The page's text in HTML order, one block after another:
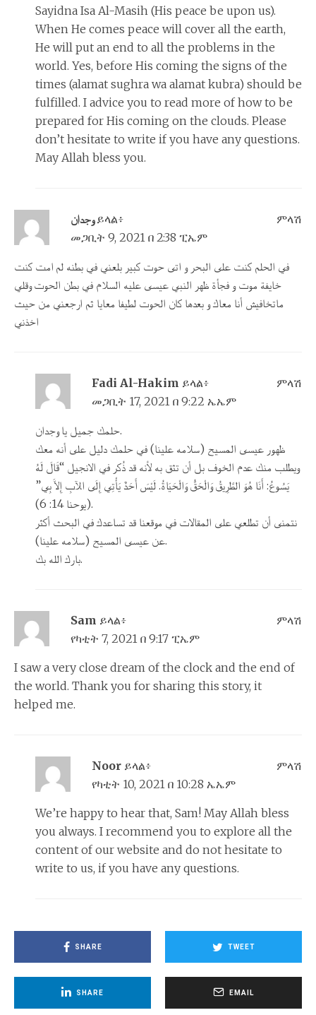
Sayidna Isa Al-Masih (His peace be upon us).
When He comes peace will cover all the earth,
He will put an end to all the problems in the
world. Yes, before His coming the signs of the
times (alamat sughra wa alamat kubra) should be
fulfilled. I advice you to read more of how to be
prepared for His coming on the clouds. Please
don’t hesitate to write if you have any questions.
May Allah bless you.
وجدان ይላል፥
መጋቢት 9, 2021 በ 2:38 ፒኤም
في الحلم كنت على البحر و اتى حوت كبير بلعني في بطنه لم امت كنت
خايفة موت و فجأة ظهر النبي عيسى عليه السلام في بطن الحوت وقلي
ماتخافيش أنا معاك و بعدها كان الحوت لطيفا معايا ثم ارجعني من حيث
اخذني
ምላሽ
Fadi Al-Hakim ይላል፥
መጋቢት 17, 2021 በ 9:22 ኤኤም
حلمك جميل يا وجدان.
ظهور عيسى المسيح (سلامه علينا) في حلمك دليل على أنه معك
ويطلب منك عدم الخوف بل أن تثق به لأنه قد ذُكر في الانجيل “قَالَ لَهُ
يَسُوعُ: أَنَا هُوَ الطَّرِيقُ وَالْحَقُّ وَالْحَيَاةُ. لَيْسَ أَحَدٌ يَأْتِي إِلَى الآبِ إِلاَّ بِي”
(يوحنا 14: 6).
نتمنى أن تطلعي على المقالات في موقعنا قد تساعدك في البحث أكثر
عن عيسى المسيح (سلامه علينا).
بارك الله بك.
ምላሽ
Sam ይላል፥
የካቲት 7, 2021 በ 9:17 ፒኤም
I saw a very close dream of the clock and the end of
the world. Thank you for sharing this story, it
helped me.
ምላሽ
Noor ይላል፥
የካቲት 10, 2021 በ 10:28 ኤኤም
We’re happy to hear that, Sam! May Allah bless
you always. I recommend you to explore all the
content of our website and do not hesitate to
write to us, if you have any questions.
ምላሽ
SHARE TWEET
SHARE EMAIL